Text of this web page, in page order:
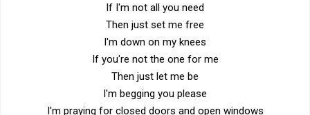
If I'm not all you need
Then just set me free
I'm down on my knees
If you're not the one for me
Then just let me be
I'm begging you please
I'm praying for closed doors and open windows